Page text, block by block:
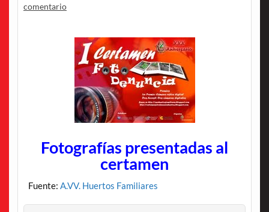
comentario
Fotografías presentadas al
certamen
Fuente: A.VV. Huertos Familiares